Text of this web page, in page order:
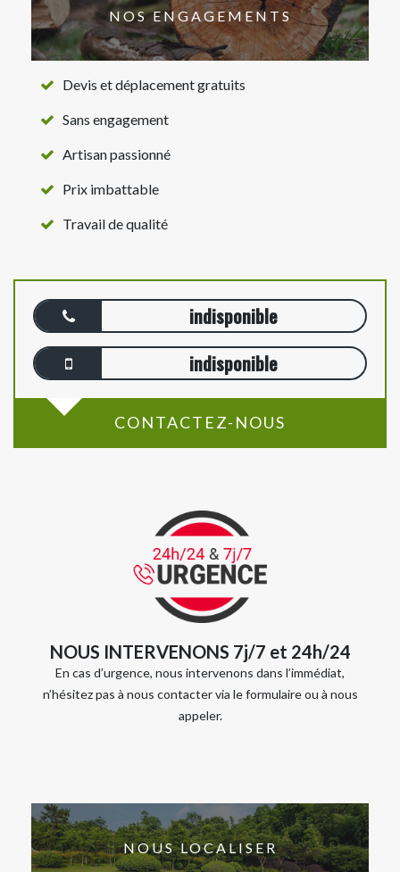
NOS ENGAGEMENTS
Devis et déplacement gratuits
Sans engagement
Artisan passionné
Prix imbattable
Travail de qualité
indisponible
indisponible
CONTACTEZ-NOUS
NOUS INTERVENONS 7j/7 et 24h/24
En cas d’urgence, nous intervenons dans l’immédiat,
n’hésitez pas à nous contacter via le formulaire ou à nous
appeler.
NOUS LOCALISER